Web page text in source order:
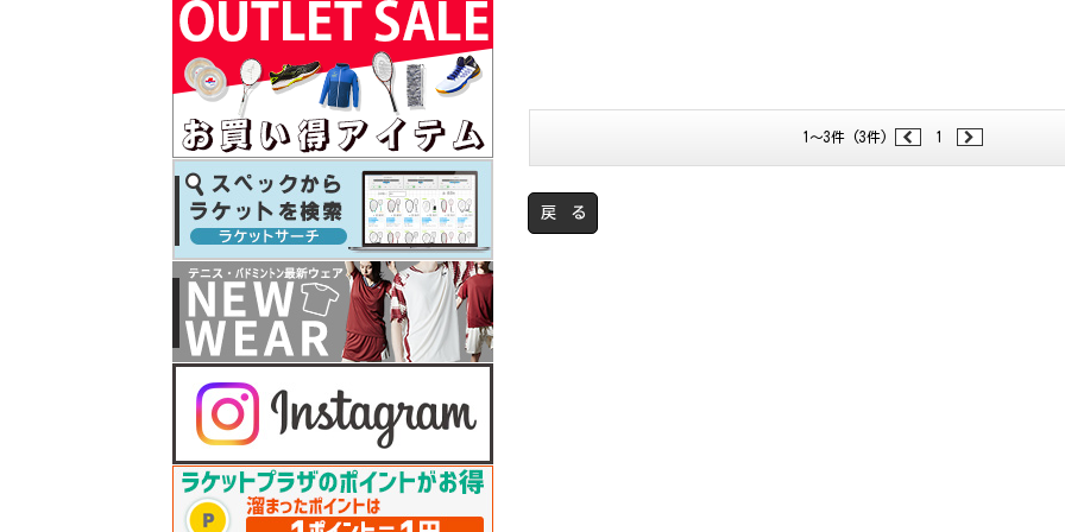
テニス シューズ シリーズ 予約開始！
26.07.08 プリンス
テニスラケット「ツアー（TOUR）」」シリ
ーズ予約開始！
26.07.07 フィラ
2026年秋冬モデルウェアが予約開始！
26.07.07 ダンロップ
セントジェームスお買い上げでボールバッ
グプレゼント
26.07.07 テクニファイバー
COURTまたはNFXお買い上げでレーザースピ
ン2張プレゼント
26.07.06 ゴーセン
夏企画Tシャツが入荷しました♪
26.06.26 ダンロップ
2026年秋冬モデルウェアが予約開始！
26.06.25 ゴーセン
2025年秋冬モデルテニスウェアがプライス
ダウン！
26.06.25 ヨネックス
バドシューズ 「パワークッション65Z」シ
リーズ再入荷
26.06.22 ゴーセン
セサミストリートコラボTシャツ 予約開始
26.06.22
2026年秋冬モデルのテニスウェア 予約開始
26.06.19 ゴーセン
2026年「秋企画Tシャツ＆キャップ」予約開
始！
1～3件 (3件) 1